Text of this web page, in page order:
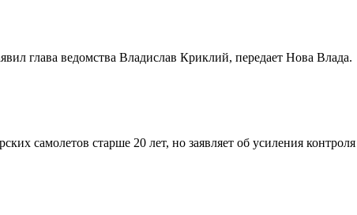
глава ведомства Владислав Криклий, передает Нова Влада.
самолетов старше 20 лет, но заявляет об усиления контроля